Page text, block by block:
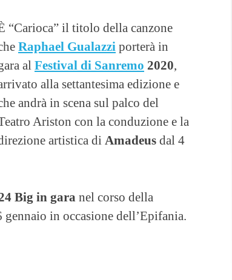
“Carioca” il titolo della canzone
Raphael Gualazzi porterà in
al Festival di Sanremo 2020,
alla settantesima edizione e
andrà in scena sul palco del
Ariston con la conduzione e la
artistica di Amadeus dal 4
Big in gara nel corso della
in occasione dell’Epifania.